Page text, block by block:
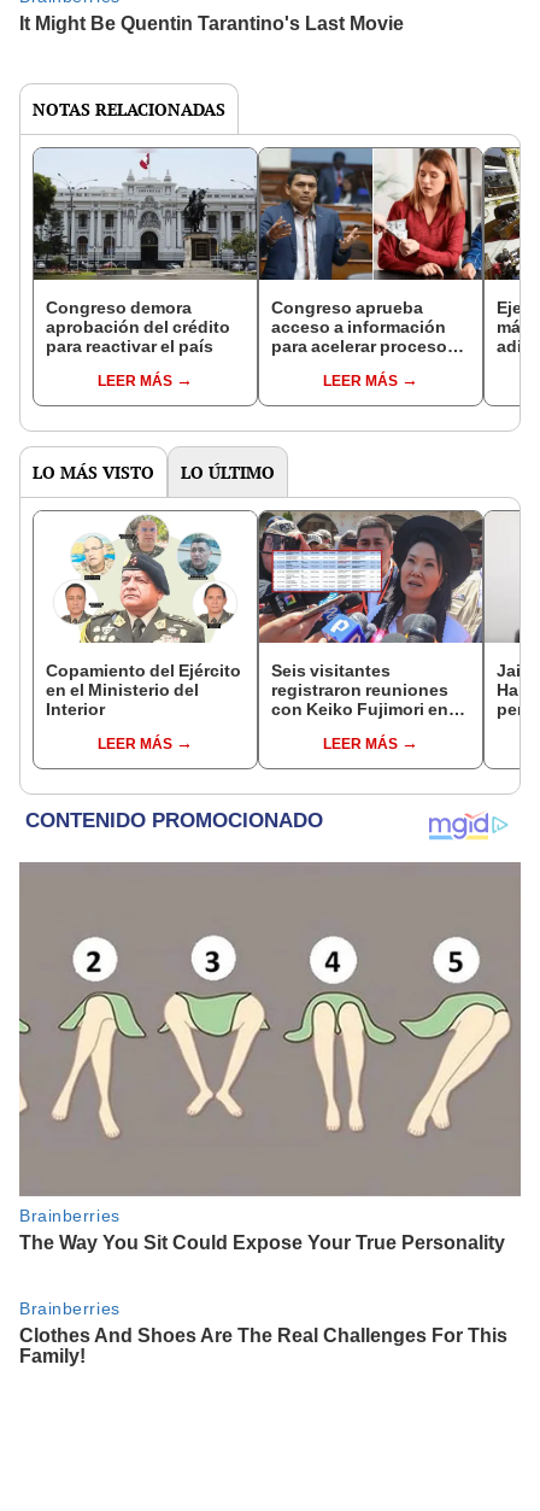
NOTAS RELACIONADAS
Congreso demora
aprobación del crédito
para reactivar el país
LEER MÁS
Congreso aprueba
acceso a información
para acelerar procesos
alimentosLEER MÁS
más
LO MÁS VISTO LO ÚLTIMO
Copamiento del Ejército
en el Ministerio del
Interior
LEER MÁS
Seis visitantes
registraron reuniones
con Keiko Fujimori en
presidenta se
encontraba en Junín
LEER MÁS